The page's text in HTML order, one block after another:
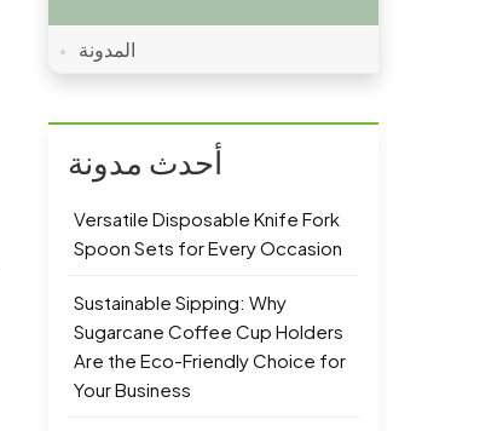
المدونة
أحدث مدونة
Versatile Disposable Knife Fork
Spoon Sets for Every Occasion
Sustainable Sipping: Why
Sugarcane Coffee Cup Holders
Are the Eco-Friendly Choice for
Your Business